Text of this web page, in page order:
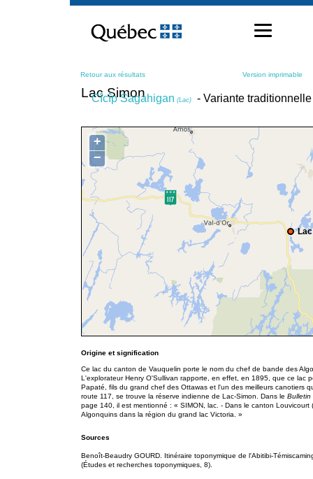
contenu
Retour aux résultats Version imprimable
Lac Simon
Cîcîp Sagahigan (Lac) - Variante
+
−
Origine et signification
Ce lac du canton de Vauquelin porte le nom du chef de bande des
L'explorateur Henry O'Sullivan rapporte, en effet, en 1895, que ce lac
Papaté, fils du grand chef des Ottawas et l'un des meilleurs canotiers
route 117, se trouve la réserve indienne de Lac-Simon. Dans le Bulletin
page 140, il est mentionné : « SIMON, lac. - Dans le canton
Algonquins dans la région du grand lac Victoria. »
Sources
Benoît-Beaudry GOURD. Itinéraire toponymique de l'Abitibi-
(Études et recherches toponymiques, 8).